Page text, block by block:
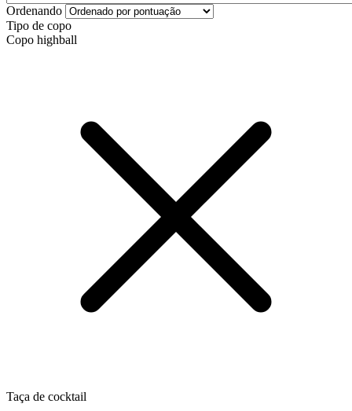
Ordenando
Tipo de copo
Copo highball
Taça de cocktail